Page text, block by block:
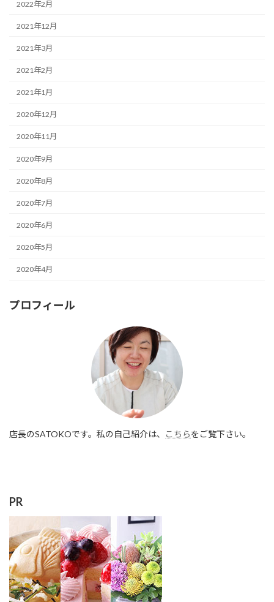
2022年2月
2021年12月
2021年3月
2021年2月
2021年1月
2020年12月
2020年11月
2020年9月
2020年8月
2020年7月
2020年6月
2020年5月
2020年4月
プロフィール
店長のSATOKOです。私の自己紹介は、 こちらをご覧下さい。
PR